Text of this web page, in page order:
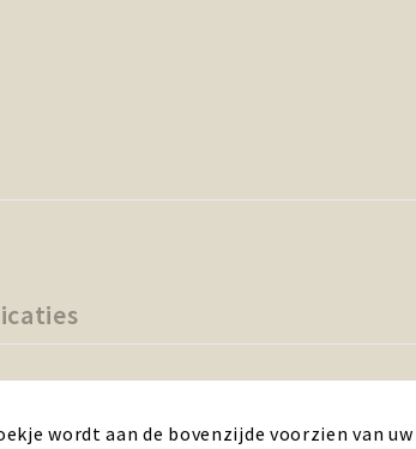
wordt aan de bovenzijde voorzien van